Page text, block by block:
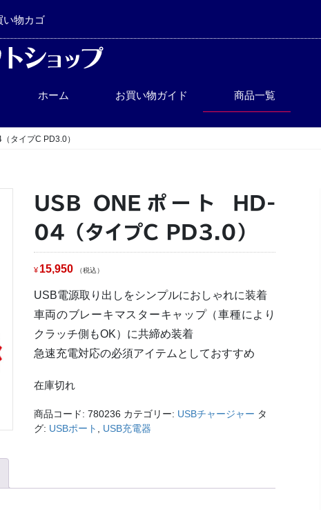
い物カゴ
ホーム お買い物ガイド 商品一覧
タイプC PD3.0）
USB ONEポート HD-
04（タイプC PD3.0）
¥ 15,950 税込
USB電源取り出しをシンプルにおしゃれに装着
車両のブレーキマスターキャップ（車種により
クラッチ側もOK）に共締め装着
急速充電対応の必須アイテムとしておすすめ
在庫切れ
商品コード: 780236 カテゴリー: USBチャージャー タ
グ: USBポート USB充電器